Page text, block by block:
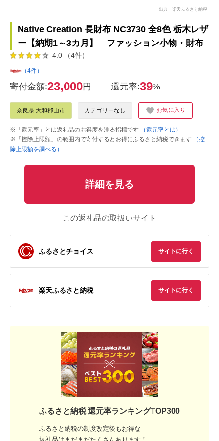
出典：楽天ふるさと納税
Native Creation 長財布 NC3730 全8色 栃木レザ
ー【納期1～3カ月】 ファッション小物・財布
4.0 （4件）
（4件）
寄付金額:23,000円 還元率:39%
奈良県 大和郡山市 カテゴリーなし お気に入り
※「還元率」とは返礼品のお得度を測る指標です
（還元率とは）
※「控除上限額」の範囲内で寄付するとお得にふるさと納税できます
（控
除上限額を調べる）
詳細を見る
この返礼品の取扱いサイト
ふるさとチョイス サイトに行く
楽天ふるさと納税 サイトに行く
ふるさと納税 還元率ランキングTOP300
ふるさと納税の制度改定後もお得な
返礼品はまだまだたくさんあります！